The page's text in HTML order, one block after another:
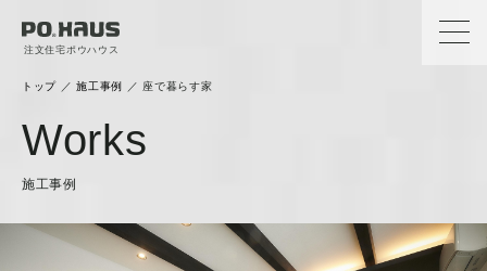
注文住宅ポウハウス
トップ ／施工事例 ／ 座で暮らす家
Works
施工事例